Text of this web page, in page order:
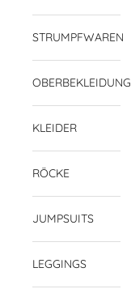
STRUMPFWAREN
OBERBEKLEIDUNG
KLEIDER
RÖCKE
JUMPSUITS
LEGGINGS